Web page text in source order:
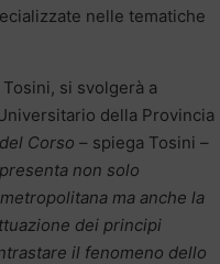
nelle tematiche
si svolgerà a
della Provincia
Corso – spiega Tosini –
non solo
ma anche la
dei principi
il fenomeno dello